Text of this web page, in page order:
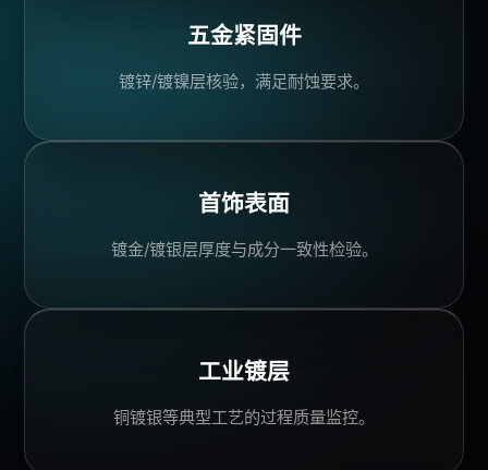
五金紧固件
镀锌/镀镍层核验，满足耐蚀要求。
首饰表面
镀金/镀银层厚度与成分一致性检验。
工业镀层
铜镀银等典型工艺的过程质量监控。